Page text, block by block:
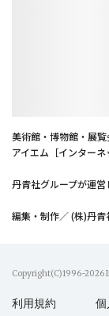
美術館・博物館・展覧
アイエム［インターネ
丹青社グループが運
編集・制作／ (株)丹青
Copyright(C)1996-2026
利用規約 個